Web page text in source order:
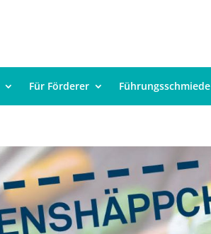
Für Förderer Führungsschmiede